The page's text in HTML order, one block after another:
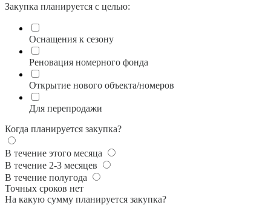
Закупка планируется с целью:
Оснащения к сезону
Реновация номерного фонда
Открытие нового объекта/номеров
Для перепродажи
Когда планируется закупка?
В течение этого месяца
В течение 2-3 месяцев
В течение полугода
Точных сроков нет
На какую сумму планируется закупка?